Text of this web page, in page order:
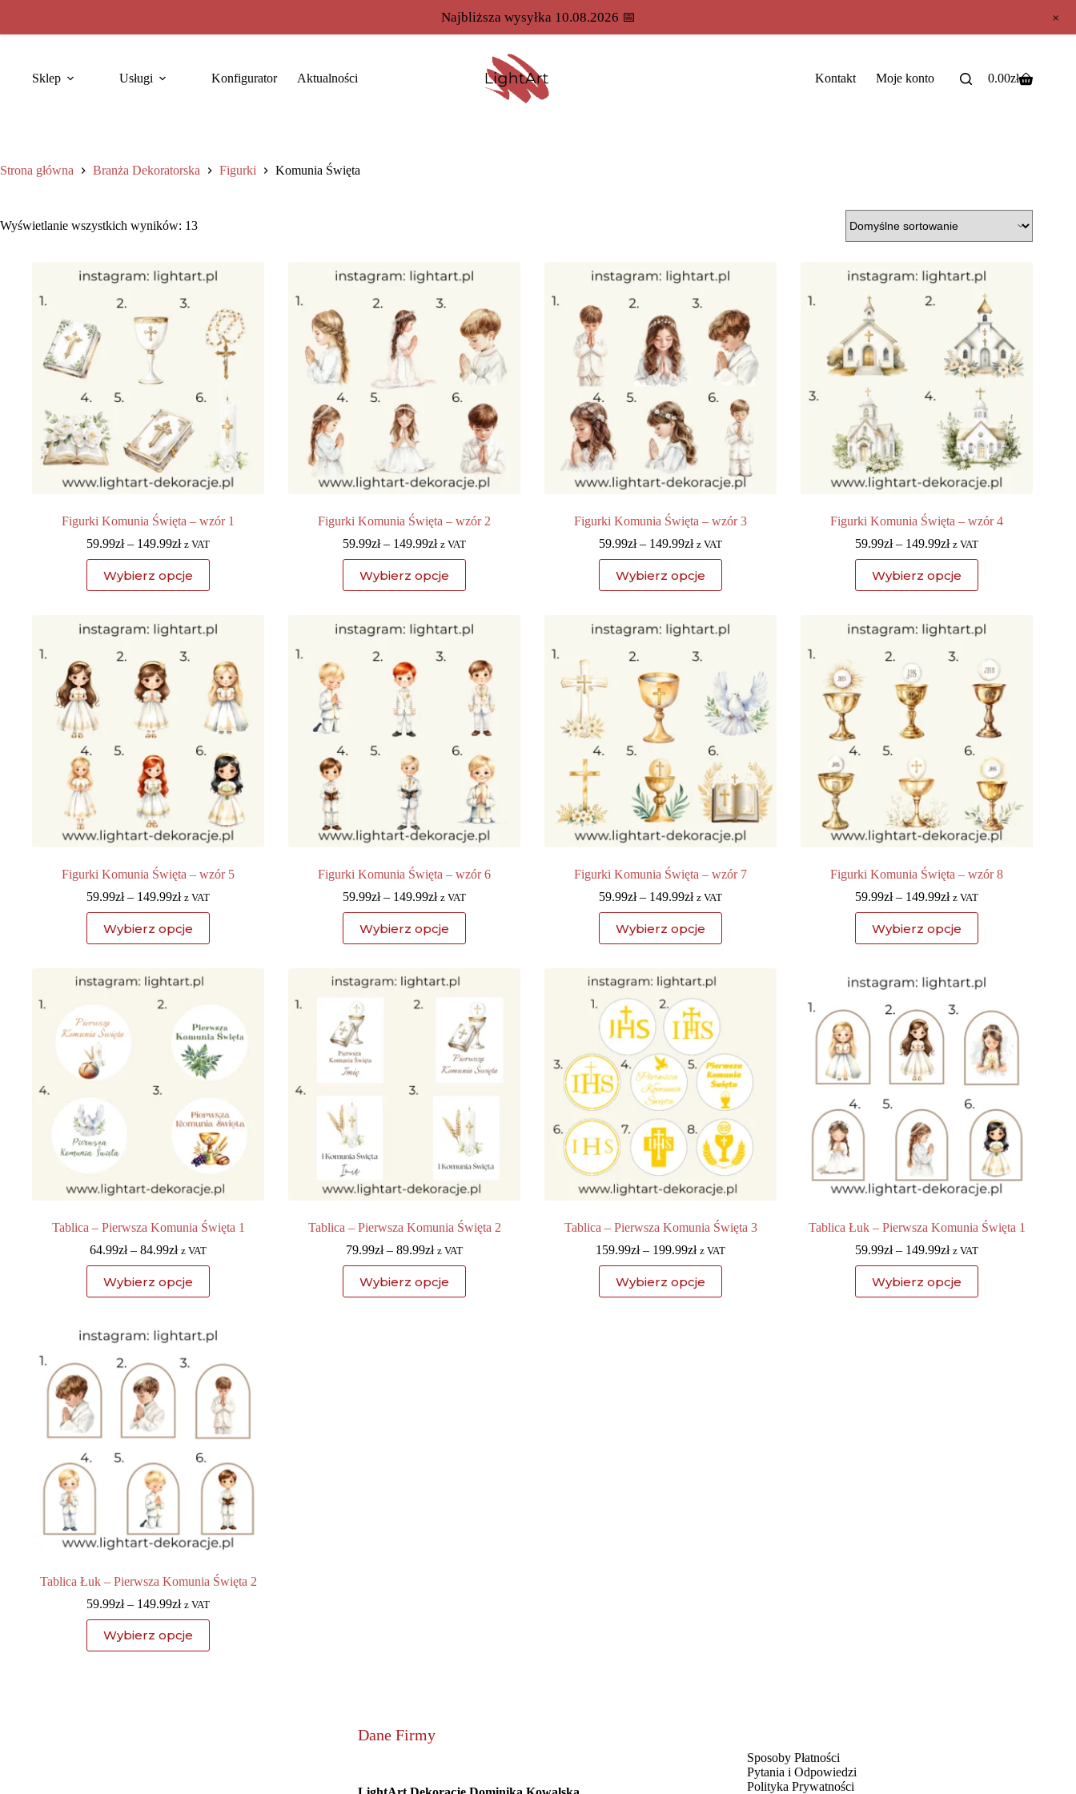
Sklep Usługi Konfigurator Aktualności Kontakt Moje konto 0.00zł
Strona główna Branża Dekoratorska Figurki Komunia Święta
Wyświetlanie wszystkich wyników: 13
Figurki Komunia Święta – wzór 1
59.99zł – 149.99zł z VAT
Wybierz opcje
Figurki Komunia Święta – wzór 2
59.99zł – 149.99zł z VAT
Wybierz opcje
Figurki Komunia Święta – wzór 3
59.99zł – 149.99zł z VAT
Wybierz opcje
Figurki Komunia Święta – wzór 4
59.99zł – 149.99zł z VAT
Wybierz opcje
Figurki Komunia Święta – wzór 5
59.99zł – 149.99zł z VAT
Wybierz opcje
Figurki Komunia Święta – wzór 6
59.99zł – 149.99zł z VAT
Wybierz opcje
Figurki Komunia Święta – wzór 7
59.99zł – 149.99zł z VAT
Wybierz opcje
Figurki Komunia Święta – wzór 8
59.99zł – 149.99zł z VAT
Wybierz opcje
Tablica – Pierwsza Komunia Święta 1
64.99zł – 84.99zł z VAT
Wybierz opcje
Tablica – Pierwsza Komunia Święta 2
79.99zł – 89.99zł z VAT
Wybierz opcje
Tablica – Pierwsza Komunia Święta 3
159.99zł – 199.99zł z VAT
Wybierz opcje
Tablica Łuk – Pierwsza Komunia Święta 1
59.99zł – 149.99zł z VAT
Wybierz opcje
Tablica Łuk – Pierwsza Komunia Święta 2
59.99zł – 149.99zł z VAT
Wybierz opcje
Dane Firmy
Sposoby Płatności
Pytania i Odpowiedzi
Polityka Prywatności
Najbliższa wysyłka 10.08.2026 📅 +